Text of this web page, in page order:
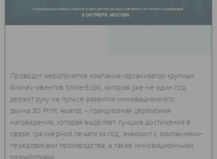
Проводит мероприятие компания–организатор крупных
бизнес-ивентов Smile-Expo, которая уже не один год
держит руку на пульсе развития инновационного
рынка.3D Print Awards – грандиозная церемония
награждения, которая выделяет лучшие достижения в
сфере трехмерной печати за год, знакомит с компаниями–
передовиками производства, а также инновационными
разработками.